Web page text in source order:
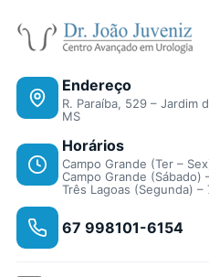
Endereço
R. Paraíba, 529 – Jardim
MS
Horários
Campo Grande (Ter –
Campo Grande (Sábado)
Três Lagoas (Segunda) –
67 998101-6154